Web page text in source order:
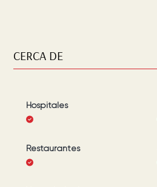
CERCA DE
Hospitales
Restaurantes